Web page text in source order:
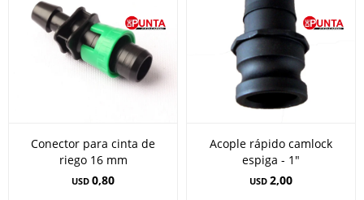
Conector para cinta de
riego 16 mm
USD 0,80
Acople rápido camlock
espiga - 1"
USD 2,00